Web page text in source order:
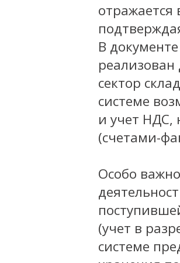
отражается
В
сектор
системе
и учет НДС,
(счетами-
Особо
(учет в
системе